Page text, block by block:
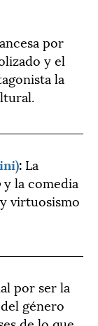
por
y el
la
: La
y la comedia
virtuosismo
por ser la
género